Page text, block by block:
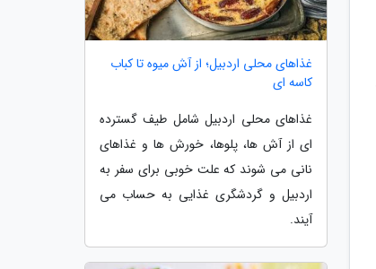
غذاهای محلی اردبیل؛ از آش میوه تا کباب
کاسه ای
غذاهای محلی اردبیل شامل طیف گسترده
ای از آش ها، پلوها، خورش ها و غذاهای
نانی می شوند که علت خوبی برای سفر به
اردبیل و گردشگری غذایی به حساب می
آیند.